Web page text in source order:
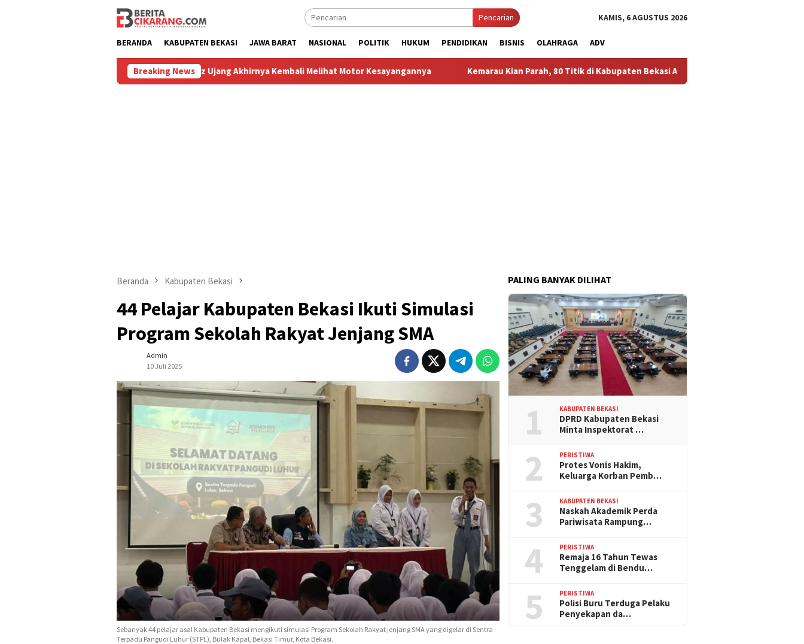
Pencarian KAMIS, 6 AGUSTUS 2026
BERANDA KABUPATEN BEKASI JAWA BARAT NASIONAL POLITIK HUKUM PENDIDIKAN BISNIS OLAHRAGA ADV
Breaking News
Hilang 5 Bulan, Ustadz Ujang Akhirnya Kembali Melihat Motor Kesayangannya Kemarau Kian Parah, 80 Titik di Kabupaten Bekasi Alami Krisis Air Bersih
Beranda Kabupaten Bekasi
44 Pelajar Kabupaten Bekasi Ikuti Simulasi
Program Sekolah Rakyat Jenjang SMA
Admin
10 Juli 2025
Sebanyak 44 pelajar asal Kabupaten Bekasi mengikuti simulasi Program Sekolah Rakyat jenjang SMA yang digelar di Sentra
Terpadu Pangudi Luhur (STPL), Bulak Kapal, Bekasi Timur, Kota Bekasi.
PALING BANYAK DILIHAT
1 KABUPATEN BEKASI
DPRD Kabupaten Bekasi
Minta Inspektorat …
2 PERISTIWA
Protes Vonis Hakim,
Keluarga Korban Pemb…
3 KABUPATEN BEKASI
Naskah Akademik Perda
Pariwisata Rampung…
4 PERISTIWA
Remaja 16 Tahun Tewas
Tenggelam di Bendu…
5 PERISTIWA
Polisi Buru Terduga Pelaku
Penyekapan da…